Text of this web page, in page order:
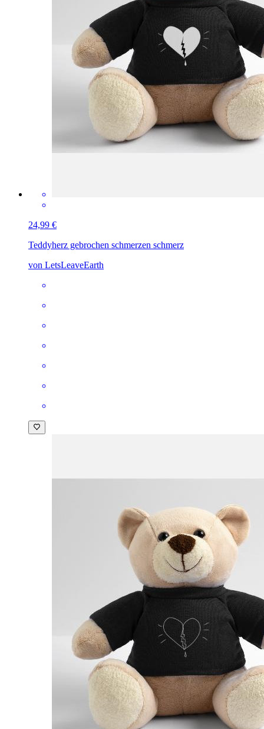
24,99 €
Teddyherz gebrochen schmerzen schmerz
von LetsLeaveEarth